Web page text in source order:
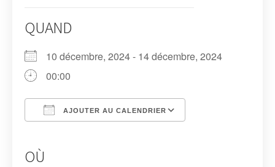
QUAND
10 décembre, 2024 - 14 décembre, 2024
00:00
AJOUTER AU CALENDRIER
OÙ